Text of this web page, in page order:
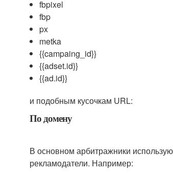
fbpixel
fbp
px
metka
{{campaing_id}}
{{adset.id}}
{{ad.id}}
и подобным кусочкам URL:
По домену
В основном арбитражники
рекламодатели. Например: